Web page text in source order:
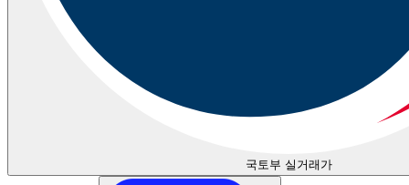
국토부 실거래가